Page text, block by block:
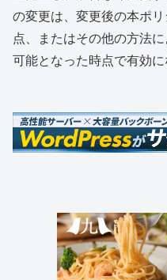
の変更は、変更後の本ポ
点、またはその他の方法
可能となった時点で有効に